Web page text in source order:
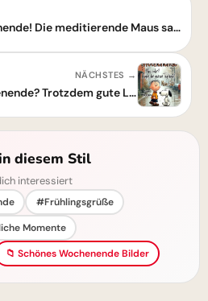
Endlich Wochenende! Die meditierende Maus sagt: Du schaffst das noch!
NÄCHSTES →
Regenwetter am Wochenende? Trotzdem gute Laune! Schönes Wochenende Bilder
diesem Stil
interessiert
#Frühlingsgrüße
Momente
📁 Schönes Wochenende Bilder